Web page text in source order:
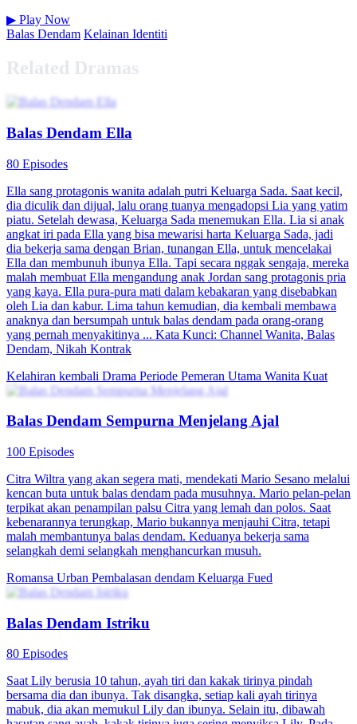
▶ Play Now
Balas Dendam Kelainan Identiti
Related Dramas
Balas Dendam Ella
80 Episodes
Ella sang protagonis wanita adalah putri Keluarga Sada. Saat kecil,
dia diculik dan dijual, lalu orang tuanya mengadopsi Lia yang yatim
piatu. Setelah dewasa, Keluarga Sada menemukan Ella. Lia si anak
angkat iri pada Ella yang bisa mewarisi harta Keluarga Sada, jadi
dia bekerja sama dengan Brian, tunangan Ella, untuk mencelakai
Ella dan membunuh ibunya Ella. Tapi secara nggak sengaja, mereka
malah membuat Ella mengandung anak Jordan sang protagonis pria
yang kaya. Ella pura-pura mati dalam kebakaran yang disebabkan
oleh Lia dan kabur. Lima tahun kemudian, dia kembali membawa
anaknya dan bersumpah untuk balas dendam pada orang-orang
yang pernah menyakitinya ... Kata Kunci: Channel Wanita, Balas
Dendam, Nikah Kontrak
Kelahiran kembali Drama Periode Pemeran Utama Wanita Kuat
Balas Dendam Sempurna Menjelang Ajal
100 Episodes
Citra Wiltra yang akan segera mati, mendekati Mario Sesano melalui
kencan buta untuk balas dendam pada musuhnya. Mario pelan-pelan
terpikat akan penampilan palsu Citra yang lemah dan polos. Saat
kebenarannya terungkap, Mario bukannya menjauhi Citra, tetapi
malah membantunya balas dendam. Keduanya bekerja sama
selangkah demi selangkah menghancurkan musuh.
Romansa Urban Pembalasan dendam Keluarga Fued